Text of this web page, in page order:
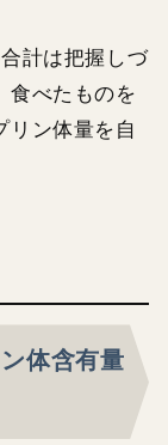
計は把握しづ
食べたものを
リン体量を自
体含有量